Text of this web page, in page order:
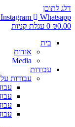
דלג לתוכן
Instagram
Whatsapp
₪0.00
0 עגלת קניות
בית
אודות
Media
עבודות
עבודות
עבודות
עבודות
עבודות